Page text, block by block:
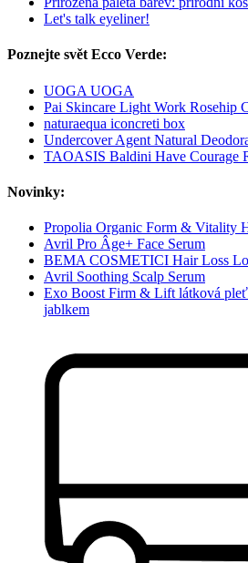
Let's talk eyeliner!
Poznejte svět Ecco Verde:
UOGA UOGA
Pai Skincare Light Work Rosehip
naturaequa iconcreti box
Undercover Agent Natural
TAOASIS Baldini Have Courage
Novinky:
Propolia Organic Form & Vitality
Avril Pro Âge+ Face Serum
BEMA COSMETICI Hair Loss
Avril Soothing Scalp Serum
Exo Boost Firm & Lift látková
jablkem